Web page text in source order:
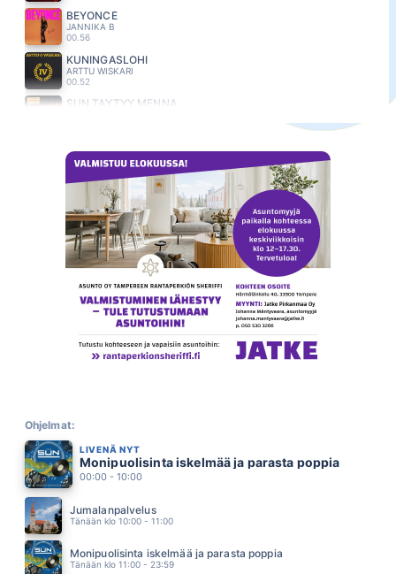
BEYONCÉ
JANNIKA B
00.56
KUNINGASLOHI
ARTTU WISKARI
00.52
SUN TAYTYY MENNA
JANNE TULKKI
00.45
TARPEEKS KOHTALOO
MEIJU SUVAS
00.41
RADIOSTA ROKIN KUULEN
DANNY
00.38
PIENI LEMMENLEIKKI
MAMBA
00.34
UNFAITHFUL
RIHANNA
00.30
YÖ
00.21
TAMMERKOSKI
JÄRVENSIVU
00.17
OLLI HALONEN
00.14
JOHNNY CASH
00.12
Ohjelmat:
LIVENÄ NYT
Monipuolisinta iskelmää ja parasta poppia
00:00 - 10:00
Jumalanpalvelus
Tänään klo 10:00 - 11:00
Monipuolisinta iskelmää ja parasta poppia
Tänään klo 11:00 - 23:59